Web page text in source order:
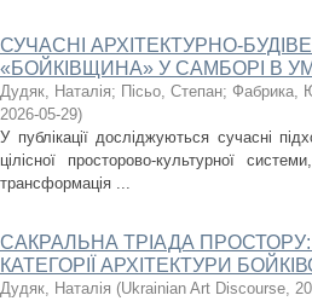
СУЧАСНІ АРХІТЕКТУРНО-
«БОЙКІВЩИНА» У САМБОРІ В
Дудяк, Наталія; Пісьо, Степан; Фабрика,
2026-05-29)
У публікації досліджуються сучасні
цілісної просторово-культурної
трансформація ...
САКРАЛЬНА ТРІАДА
КАТЕГОРІЇ АРХІТЕКТУРИ
Дудяк, Наталія (Ukrainian Art Discourse,